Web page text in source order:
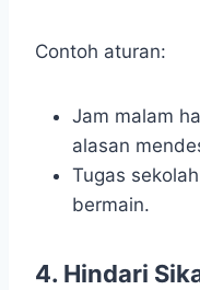
Contoh aturan:
Jam malam
alasan
Tugas
bermain.
4. Hindari